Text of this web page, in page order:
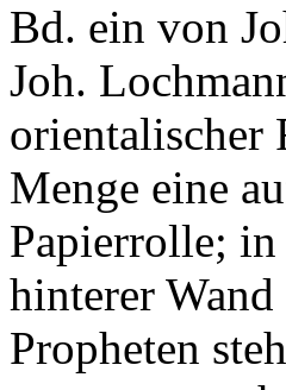
Bd. ein von
Joh.
orientalischer
Menge eine
Papierrolle; in
hinterer
Propheten